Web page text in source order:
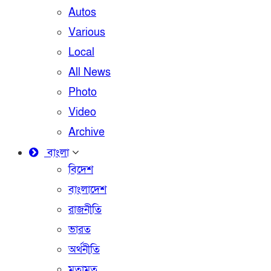
Autos
Various
Local
All News
Photo
Video
Archive
বাংলা
বিদেশ
বাংলাদেশ
রাজনীতি
ভারত
অর্থনীতি